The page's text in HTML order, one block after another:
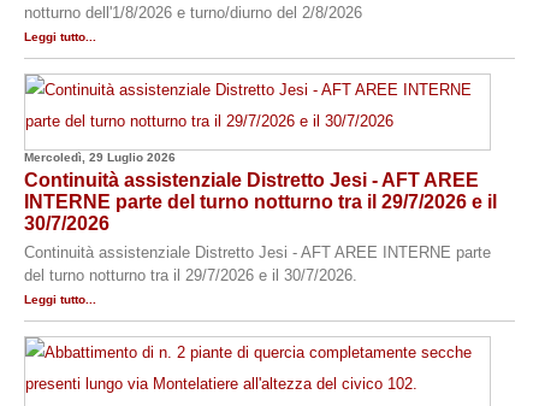
notturno dell'1/8/2026 e turno/diurno del 2/8/2026
Leggi tutto...
Mercoledì, 29 Luglio 2026
Continuità assistenziale Distretto Jesi - AFT AREE
INTERNE parte del turno notturno tra il 29/7/2026 e il
30/7/2026
Continuità assistenziale Distretto Jesi - AFT AREE INTERNE parte
del turno notturno tra il 29/7/2026 e il 30/7/2026.
Leggi tutto...